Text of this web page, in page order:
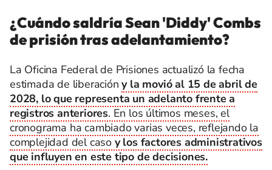
¿Cuándo saldría Sean 'Diddy' Combs
de prisión tras adelantamiento?
La Oficina Federal de Prisiones actualizó la fecha
estimada de liberación y la movió al 15 de abril de
2028, lo que representa un adelanto frente a
registros anteriores. En los últimos meses, el
cronograma ha cambiado varias veces, reflejando la
complejidad del caso y los factores administrativos
que influyen en este tipo de decisiones.